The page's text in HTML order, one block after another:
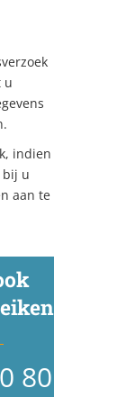
u
indien
bij u
aan te
80